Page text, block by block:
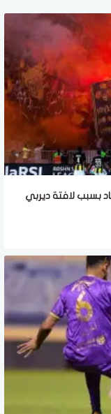
بسبب لافتة ديربي